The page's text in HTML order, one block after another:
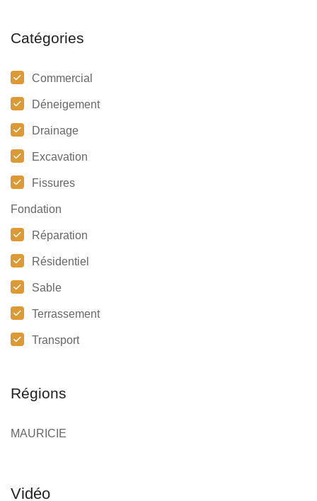
Catégories
Commercial
Déneigement
Drainage
Excavation
Fissures
Fondation
Réparation
Résidentiel
Sable
Terrassement
Transport
Régions
MAURICIE